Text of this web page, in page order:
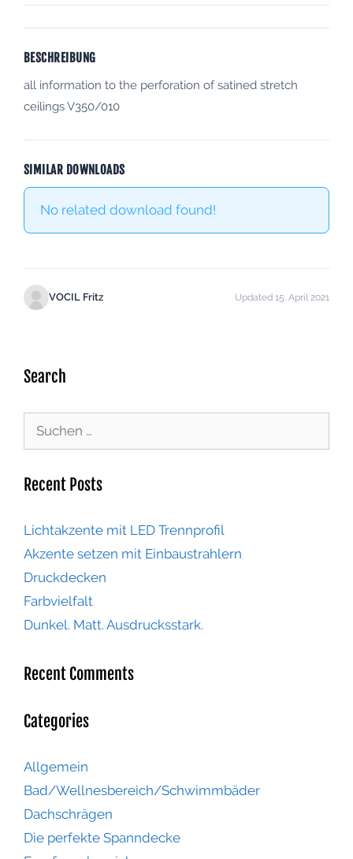
BESCHREIBUNG
all information to the perforation of satined stretch
ceilings V350/010
SIMILAR DOWNLOADS
No related download found!
VOCIL Fritz Updated 15. April 2021
Search
Recent Posts
Lichtakzente mit LED Trennprofil
Akzente setzen mit Einbaustrahlern
Druckdecken
Farbvielfalt
Dunkel. Matt. Ausdrucksstark.
Recent Comments
Categories
Allgemein
Bad/Wellnesbereich/Schwimmbäder
Dachschrägen
Die perfekte Spanndecke